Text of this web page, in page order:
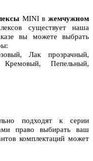
MINI в жемчужном
существует наша
вы можете выбрать
Лак прозрачный,
Пепельный,
подходят к серии
право выбирать ваш
комплектаций может